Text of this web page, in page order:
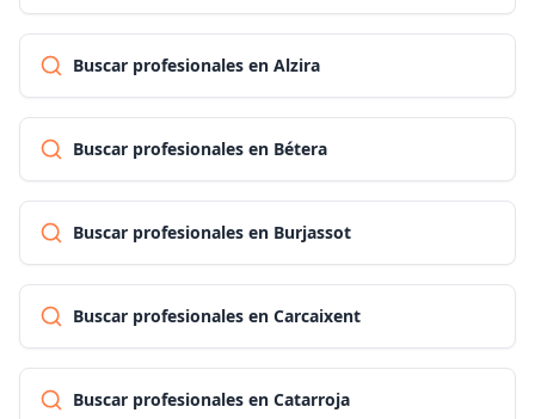
Buscar profesionales en Alzira
Buscar profesionales en Bétera
Buscar profesionales en Burjassot
Buscar profesionales en Carcaixent
Buscar profesionales en Catarroja